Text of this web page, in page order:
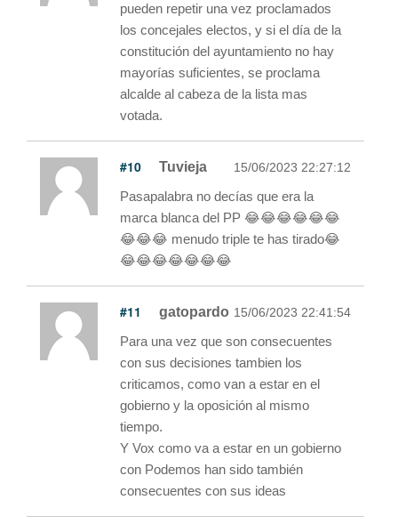
pueden repetir una vez proclamados
los concejales electos, y si el día de la
constitución del ayuntamiento no hay
mayorías suficientes, se proclama
alcalde al cabeza de la lista mas
votada.
#10 Tuvieja 15/06/2023 22:27:12
Pasapalabra no decías que era la
marca blanca del PP 😂😂😂😂😂😂
😂😂😂 menudo triple te has tirado😂
😂😂😂😂😂😂😂
#11 gatopardo 15/06/2023 22:41:54
Para una vez que son consecuentes
con sus decisiones tambien los
criticamos, como van a estar en el
gobierno y la oposición al mismo
tiempo.
Y Vox como va a estar en un gobierno
con Podemos han sido también
consecuentes con sus ideas